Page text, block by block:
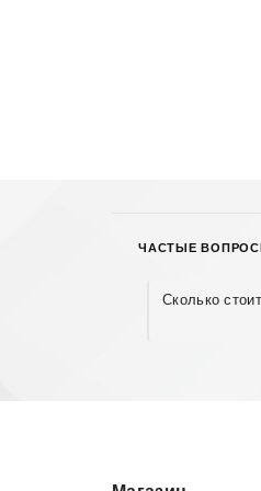
ЧАСТЫЕ
Сколько